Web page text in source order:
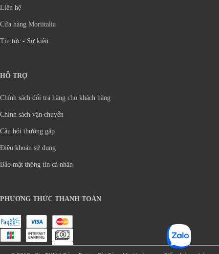
Liên hệ
Cửa hàng Moriitalia
Tin tức - Sự kiện
HỖ TRỢ
Chính sách đổi trả hàng cho khách hàng
Chính sách vận chuyển
Câu hỏi thường gặp
Điều khoản sử dụng
Bảo mật thông tin cá nhân
PHƯƠNG THỨC THANH TOÁN